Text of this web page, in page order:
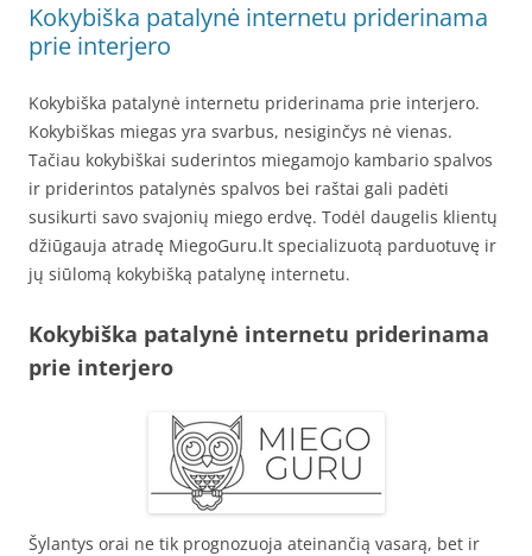
Kokybiška patalynė internetu priderinama
prie interjero
Kokybiška patalynė internetu priderinama prie interjero.
Kokybiškas miegas yra svarbus, nesiginčys nė vienas.
Tačiau kokybiškai suderintos miegamojo kambario spalvos
ir priderintos patalynės spalvos bei raštai gali padėti
susikurti savo svajonių miego erdvę. Todėl daugelis klientų
džiūgauja atradę MiegoGuru.lt specializuotą parduotuvę ir
jų siūlomą kokybišką patalynę internetu.
Kokybiška patalynė internetu priderinama
prie interjero
Šylantys orai ne tik prognozuoja ateinančią vasarą, bet ir